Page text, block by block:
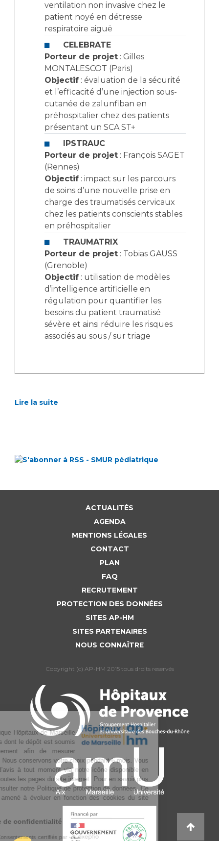
ventilation non invasive chez le
patient noyé en détresse
respiratoire aiguë
CELEBRATE
Porteur de projet : Gilles
MONTALESCOT (Paris)
Objectif : évaluation de la sécurité
et l’efficacité d’une injection sous-
cutanée de zalunfiban en
préhospitalier chez des patients
présentant un SCA ST+
IPSTRAUC
Porteur de projet : François SAGET
(Rennes)
Objectif : impact sur les parcours
de soins d’une nouvelle prise en
charge des traumatisés cervicaux
chez les patients conscients stables
en préhospitalier
TRAUMATRIX
Porteur de projet : Tobias GAUSS
(Grenoble)
Objectif : utilisation de modèles
d’intelligence artificielle en
régulation pour quantifier les
besoins du patient traumatisé
sévère et ainsi réduire les risques
associés au sous / sur triage
Lire la suite
ACTUALITÉS
AGENDA
MENTIONS LÉGALES
CONTACT
PLAN
FAQ
RECRUTEMENT
PROTECTION DES DONNÉES
SITES AP-HM
SITES PARTENAIRES
NOUS CONNAÎTRE
Copyright (c) AP-HM 2015 tous droits reservés
L’Assistance publique Hôpitaux de Marseille
utilise des cookies dont le dépôt est soumis
à votre consentement afin de mesurer
l’audience du site. Nous conservons votre choix pendant 6 mois. Vous
pouvez changer d’avis à tout moment via notre icône disponible en
bas à gauche de toutes les pages du site internet. Pour en savoir plus
sur la gestion, consulter notre Politique de protection de données. Ce
texte pourra être amené à évoluer en fonction des cookies du site
Lire la politique de confidentialité
Consentements certifiés par